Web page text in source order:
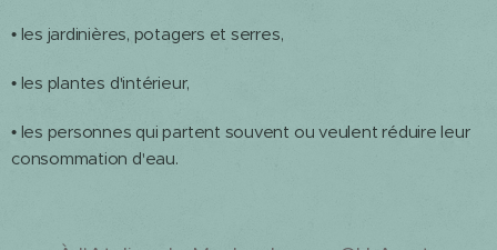
• les jardinières, potagers et serres,
• les plantes d'intérieur,
• les personnes qui partent souvent ou veulent réduire leur
consommation d'eau.